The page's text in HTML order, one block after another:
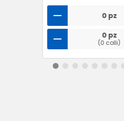
0 pz
0 pz
(0 colli)